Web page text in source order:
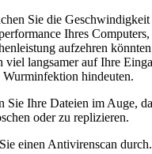
Sie die
Ihres
aufzehren
viel langsamer auf Ihre
Wurminfektion hindeuten.
Sie Ihre Dateien im Auge,
oder zu replizieren.
einen Antivirenscan